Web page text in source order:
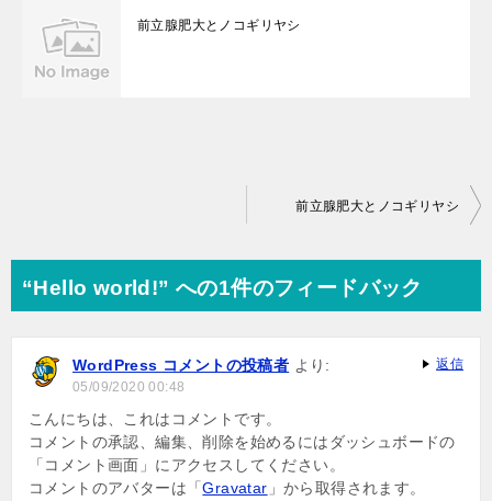
前立腺肥大とノコギリヤシ
ビ
ョ
ン
前立腺肥大とノコギリヤシ
“Hello world!” への1件のフィードバック
WordPress コメントの投稿者 より:
05/09/2020 00:48
こんにちは、これはコメントです。
コメントの承認、編集、削除を始めるにはダッシュボードの
「コメント画面」にアクセスしてください。
コメントのアバターは「Gravatar 」から取得されます。
返信